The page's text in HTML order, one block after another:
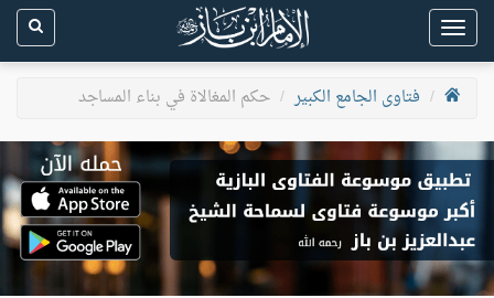
Toggle
navigation
فتاوى الجامع الكبير
حكم المغالاة في بناء المساجد